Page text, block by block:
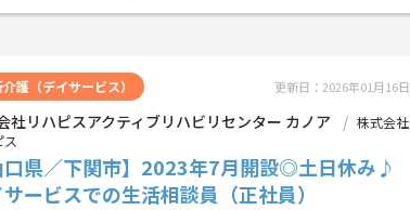
護（デイサービス） 更新日：2026年01月16日
社リハピスアクティブリハビリセンター カノア
株式会社
ス
口県／下関市】2023年7月開設◎土日休み♪
ービスでの生活相談員（正社員）